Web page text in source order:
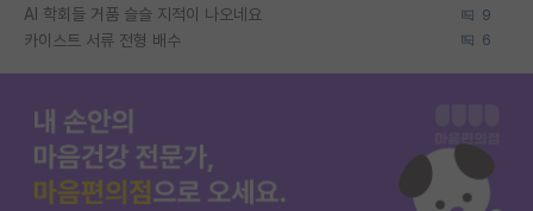
AI 학회들 거품 슬슬 지적이 나오네요 9
카이스트 서류 전형 배수 6